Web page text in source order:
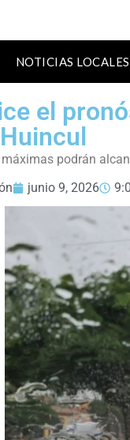
NOTICIAS LOCALES
el
podrán
junio 9, 2026